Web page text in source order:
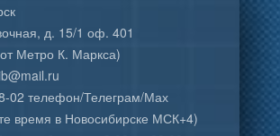
д. 15/1 оф. 401
Метро К. Маркса)
02 телефон/Телеграм/Мах
время в Новосибирске МСК+4)